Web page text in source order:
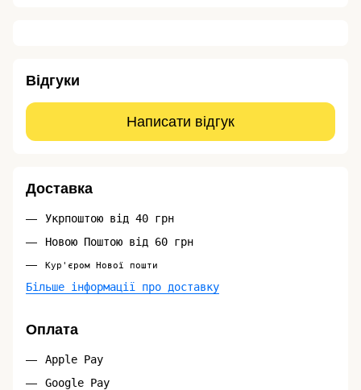
Відгуки
Написати відгук
Доставка
Укрпоштою від 40 грн
Новою Поштою від 60 грн
Кур'єром Нової пошти
Більше інформації про доставку
Оплата
Apple Pay
Google Pay